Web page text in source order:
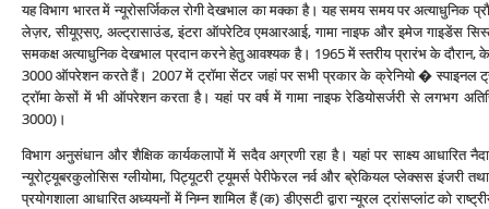
यह विभाग भारत में न्‍यूरोसर्जिकल रोगी देखभाल का मक्‍का है। यह समय समय पर अत्‍याधुनिक
लेज़र, सीयूएसए, अल्‍ट्रासाउंड, इंटरा ऑपरेटिव एमआरआई, गामा नाइफ और इमेज गाइडेंस
समकक्ष अत्‍याधुनिक देखभाल प्रदान करने हेतु आवश्‍यक है। 1965 में स्‍तरीय प्रारंभ के दौरान,
3000 ऑपरेशन करते हैं। 2007 में ट्रॉमा सेंटर जहां पर सभी प्रकार के क्रेनियो � स्‍पाइनल
ट्रॉमा केसों में भी ऑपरेशन करता है। यहां पर वर्ष में गामा नाइफ रेडियोसर्जरी से लगभग
3000)।
विभाग अनुसंधान और शैक्षिक कार्यकलापों में सदैव अग्रणी रहा है। यहां पर साक्ष्‍य आधारित
न्‍यूरोट्यूबरकुलोसिस ग्‍लीयोमा, पिट्यूटरी ट्यूमर्स पेरीफेरल नर्व और ब्रेकियल प्‍लेक्‍सस इंजरी
प्रयोगशाला आधारित अध्‍ययनों में निम्‍न शामिल हैं (क) डीएसटी द्वारा न्‍यूरल ट्रांसप्‍लांट को